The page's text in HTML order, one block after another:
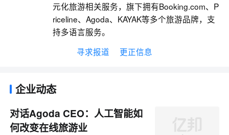
元化旅游相关服务，旗下拥有Booking.com、P
riceline、Agoda、KAYAK等多个旅游品牌，支
持多语言服务。
寻求报道
更正信息
企业动态
对话Agoda CEO：人工智能如
何改变在线旅游业